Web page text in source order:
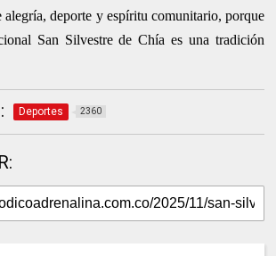
deporte y espíritu comunitario, porque
San Silvestre de Chía es una tradición
Deportes 2360